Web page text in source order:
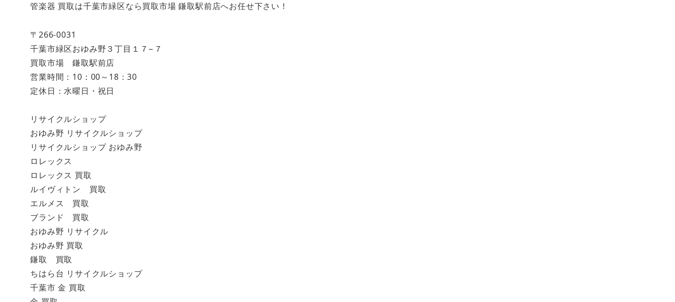
管楽器 買取は千葉市緑区なら買取市場 鎌取駅前店へお任せ下さい！
〒266-0031
千葉市緑区おゆみ野３丁目１７−７
買取市場 鎌取駅前店
営業時間：10：00～18：30
定休日：水曜日・祝日
リサイクルショップ
おゆみ野 リサイクルショップ
リサイクルショップ おゆみ野
ロレックス
ロレックス 買取
ルイヴィトン 買取
エルメス 買取
ブランド 買取
おゆみ野 リサイクル
おゆみ野 買取
鎌取 買取
ちはら台 リサイクルショップ
千葉市 金 買取